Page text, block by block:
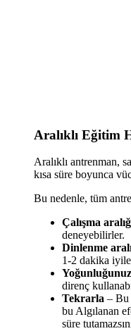
Aralıklı Eğitim
Aralıklı antrenman,
kısa süre boyunca
Bu nedenle, tüm
Çalışma
deneyebilirler.
Dinlenme
1-2 dakika
direnç
Tekrarla – Bu
bu Algılanan
süre